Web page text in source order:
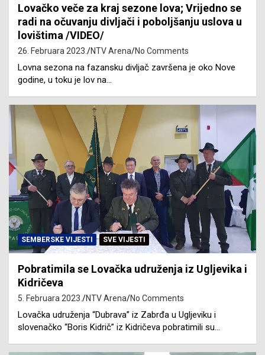
Lovačko veče za kraj sezone lova; Vrijedno se
radi na očuvanju divljači i poboljšanju uslova u
lovištima /VIDEO/
26. Februara 2023. NTV Arena No Comments
Lovna sezona na fazansku divljač završena je oko Nove
godine, u toku je lov na…
SEMBERSKE VIJESTI SVE VIJESTI
Pobratimila se Lovačka udruženja iz Ugljevika i
Kidričeva
5. Februara 2023. NTV Arena No Comments
Lovačka udruženja “Dubrava” iz Zabrđa u Ugljeviku i
slovenačko “Boris Kidrič” iz Kidričeva pobratimili su…